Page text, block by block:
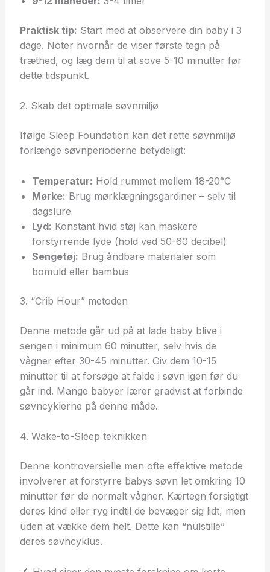
Praktisk tip: Start med at observere din baby i 3
dage. Noter hvornår de viser første tegn på
træthed, og læg dem til at sove 5-10 minutter før
dette tidspunkt.
2. Skab det optimale søvnmiljø
Ifølge Sleep Foundation kan det rette søvnmiljø
forlænge søvnperioderne betydeligt:
Temperatur: Hold rummet mellem 18-20°C
Mørke: Brug mørklægningsgardiner – selv til
dagslure
Lyd: Konstant hvid støj kan maskere
forstyrrende lyde (hold ved 50-60 decibel)
Sengetøj: Brug åndbare materialer som
bomuld eller bambus
3. “Crib Hour” metoden
Denne metode går ud på at lade baby blive i
sengen i minimum 60 minutter, selv hvis de
vågner efter 30-45 minutter. Giv dem 10-15
minutter til at forsøge at falde i søvn igen før du
går ind. Mange babyer lærer gradvist at forbinde
søvncyklerne på denne måde.
4. Wake-to-Sleep teknikken
Denne kontroversielle men ofte effektive metode
involverer at forstyrre babys søvn let omkring 10
minutter før de normalt vågner. Kærtegn forsigtigt
deres kind eller ryg indtil de bevæger sig lidt, men
uden at vække dem helt. Dette kan “nulstille”
deres søvncyklus.